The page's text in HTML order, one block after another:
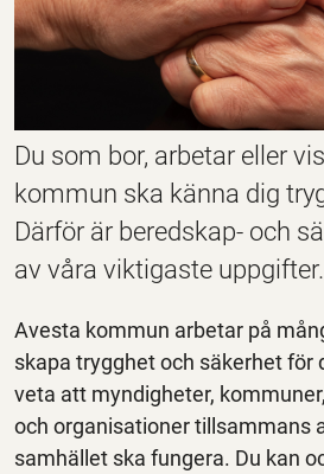
Du som bor, arbetar eller
kommun ska känna dig
Därför är beredskap- och
av våra viktigaste uppgifter.
Avesta kommun arbetar på
skapa trygghet och säkerhet för
veta att myndigheter,
och organisationer tillsammans
samhället ska fungera. Du kan